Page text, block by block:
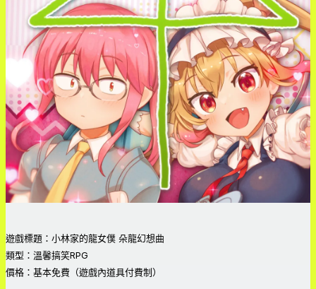
遊戲標題：小林家的龍女僕 朵龍幻想曲
類型：溫馨搞笑RPG
價格：基本免費（遊戲內道具付費制）